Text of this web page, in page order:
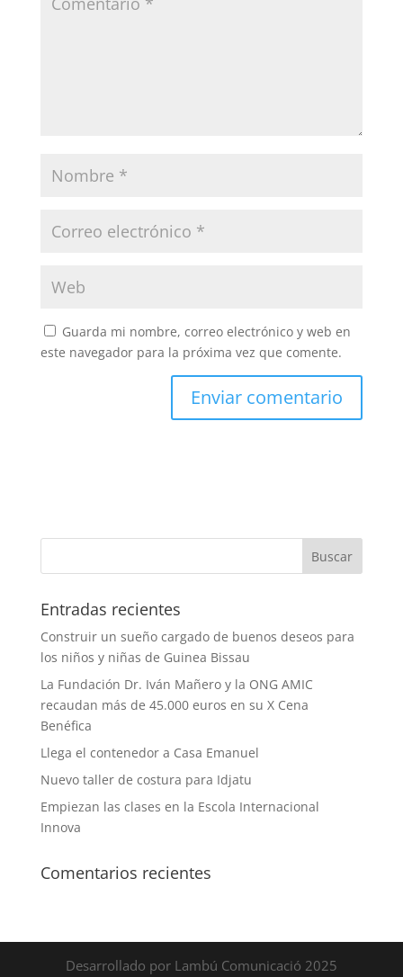
Guarda mi nombre, correo electrónico y web en
este navegador para la próxima vez que comente.
Entradas recientes
Construir un sueño cargado de buenos deseos para
los niños y niñas de Guinea Bissau
La Fundación Dr. Iván Mañero y la ONG AMIC
recaudan más de 45.000 euros en su X Cena
Benéfica
Llega el contenedor a Casa Emanuel
Nuevo taller de costura para Idjatu
Empiezan las clases en la Escola Internacional
Innova
Comentarios recientes
Desarrollado por Lambú Comunicació 2025